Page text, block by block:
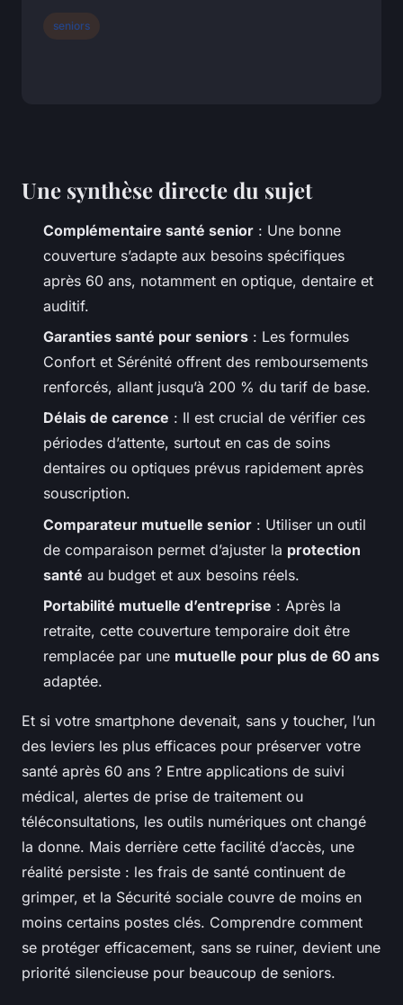
Une synthèse directe du sujet
Complémentaire santé senior : Une bonne
couverture s’adapte aux besoins spécifiques
après 60 ans, notamment en optique, dentaire et
auditif.
Garanties santé pour seniors : Les formules
Confort et Sérénité offrent des remboursements
renforcés, allant jusqu’à 200 % du tarif de base.
Délais de carence : Il est crucial de vérifier ces
périodes d’attente, surtout en cas de soins
dentaires ou optiques prévus rapidement après
souscription.
Comparateur mutuelle senior : Utiliser un outil
de comparaison permet d’ajuster la protection
santé au budget et aux besoins réels.
Portabilité mutuelle d’entreprise : Après la
retraite, cette couverture temporaire doit être
remplacée par une mutuelle pour plus de 60 ans
adaptée.
Et si votre smartphone devenait, sans y toucher, l’un
des leviers les plus efficaces pour préserver votre
santé après 60 ans ? Entre applications de suivi
médical, alertes de prise de traitement ou
téléconsultations, les outils numériques ont changé
la donne. Mais derrière cette facilité d’accès, une
réalité persiste : les frais de santé continuent de
grimper, et la Sécurité sociale couvre de moins en
moins certains postes clés. Comprendre comment
se protéger efficacement, sans se ruiner, devient une
priorité silencieuse pour beaucoup de seniors.
seniors